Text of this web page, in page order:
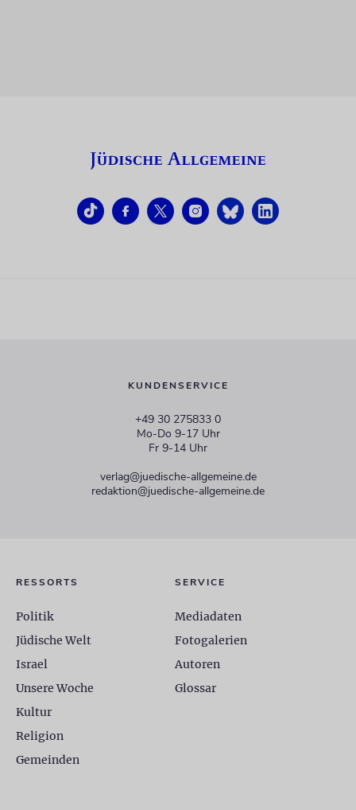
KUNDENSERVICE
+49 30 275833 0
Mo-Do 9-17 Uhr
Fr 9-14 Uhr
verlag@juedische-allgemeine.de
redaktion@juedische-allgemeine.de
RESSORTS
Politik
Jüdische Welt
Israel
Unsere Woche
Kultur
Religion
Gemeinden
SERVICE
Mediadaten
Fotogalerien
Autoren
Glossar